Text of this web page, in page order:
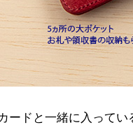
ードと一緒に入って